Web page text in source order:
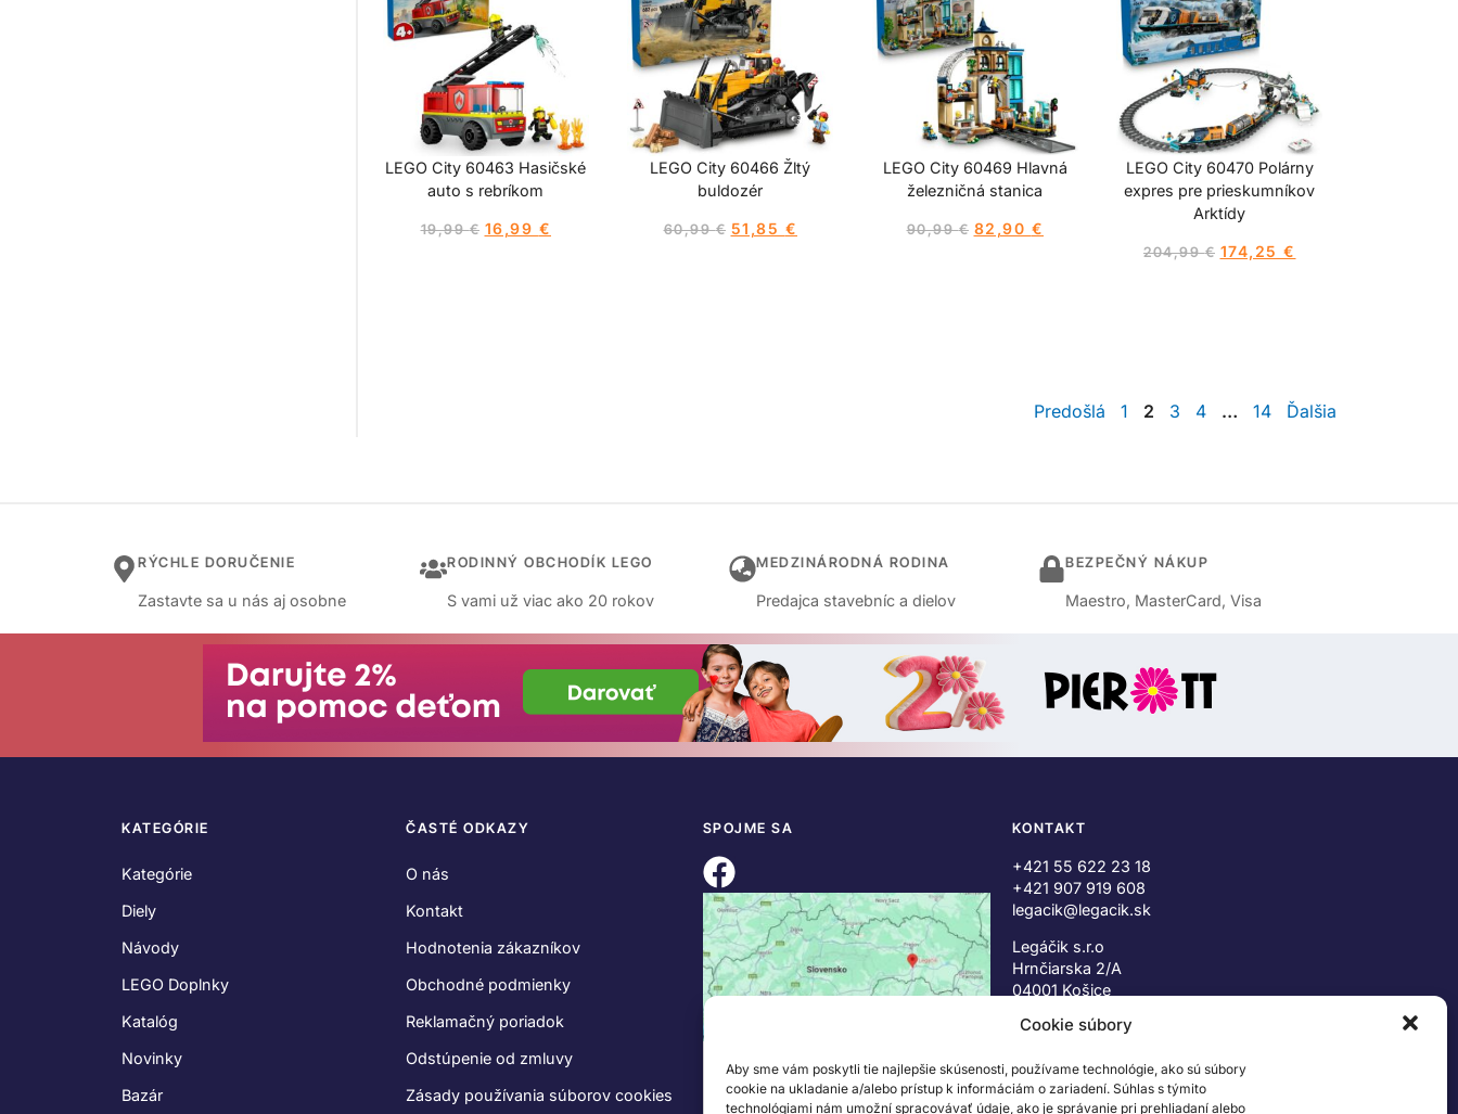
Cookie súbory
Aby sme vám poskytli tie najlepšie skúsenosti, používame technológie, ako sú súbory
cookie na ukladanie a/alebo prístup k informáciám o zariadení. Súhlas s týmito
technológiami nám umožní spracovávať údaje, ako je správanie pri prehliadaní alebo
LEGO City 60463 Hasičské
auto s rebríkom
19,99€ 16,99 €
LEGO City 60466 Žltý
buldozér
60,99€ 51,85 €
LEGO City 60469 Hlavná
železničná stanica
90,99€ 82,90 €
LEGO City 60470 Polárny
expres pre prieskumníkov
Arktídy
204,99€ 174,25 €
Predošlá 1 2 3 4 … 14 Ďalšia
RÝCHLE DORUČENIE
Zastavte sa u nás aj osobne
RODINNÝ OBCHODÍK LEGO
S vami už viac ako 20 rokov
MEDZINÁRODNÁ RODINA
Predajca stavebníc a dielov
BEZPEČNÝ NÁKUP
Maestro, MasterCard, Visa
KATEGÓRIE
Kategórie
Diely
Návody
LEGO Doplnky
Katalóg
Novinky
Bazár
ČASTÉ ODKAZY
O nás
Kontakt
Hodnotenia zákazníkov
Obchodné podmienky
Reklamačný poriadok
Odstúpenie od zmluvy
Zásady používania súborov cookies
SPOJME SA KONTAKT
+421 55 622 23 18
+421 907 919 608
legacik@legacik.sk
Legáčik s.r.o
Hrnčiarska 2/A
04001 Košice
IČ DPH: SK2023978330